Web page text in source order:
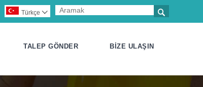

Türkçe 
TALEP GÖNDER BIZE ULAŞIN